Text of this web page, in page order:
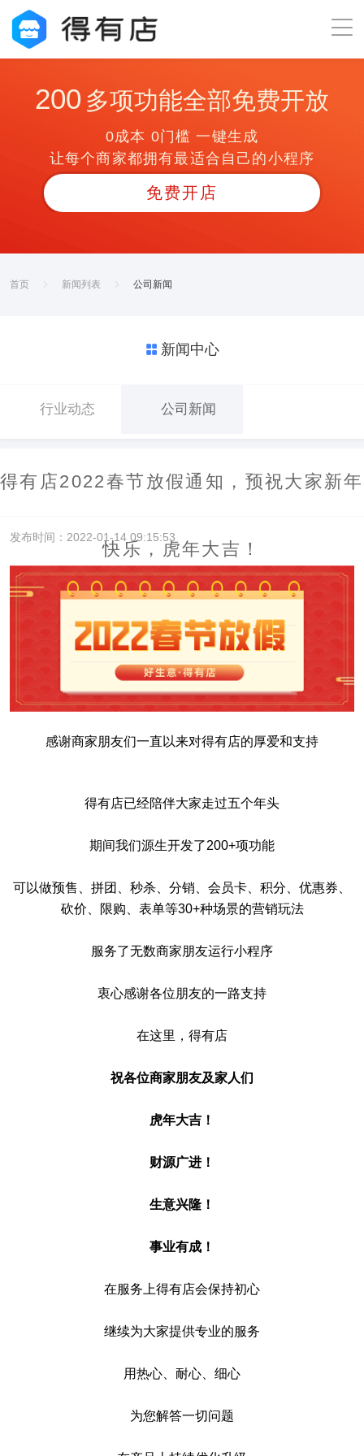
200 多项功能全部免费开放
0成本 0门槛 一键生成
让每个商家都拥有最适合自己的小程序
免费开店
首页 新闻列表 公司新闻
新闻中心
行业动态 公司新闻
得有店2022春节放假通知，预祝大家新年
快乐，虎年大吉！
发布时间：2022-01-14 09:15:53
感谢商家朋友们一直以来对得有店的厚爱和支持
得有店已经陪伴大家走过五个年头
期间我们源生开发了200+项功能
可以做预售、拼团、秒杀、分销、会员卡、积分、优惠券、
砍价、限购、表单等30+种场景的营销玩法
服务了无数商家朋友运行小程序
衷心感谢各位朋友的一路支持
在这里，得有店
祝各位商家朋友及家人们
虎年大吉！
财源广进！
生意兴隆！
事业有成！
在服务上得有店会保持初心
继续为大家提供专业的服务
用热心、耐心、细心
为您解答一切问题